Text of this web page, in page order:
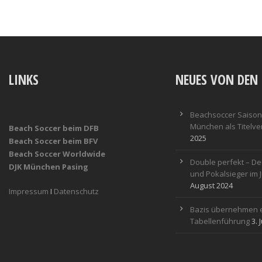
LINKS
Beach Soccer beim DFB
Beach Soccer beim BFV
Beach Soccer Worldwide
DJK München Pasing
Impressum I Datenschutz
NEUES VON
Beachsoccer
München als
2025
Double perfekt –
und Pokalsieger im
August 2024
Bazis übernehmen
Tabellenführung3.